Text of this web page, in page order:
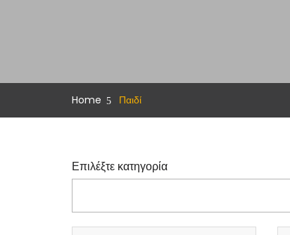
Home Παιδί
Επιλέξτε κατηγορία